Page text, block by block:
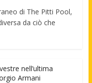
di The Pitti Pool,
da ciò che
nell’ultima
Armani